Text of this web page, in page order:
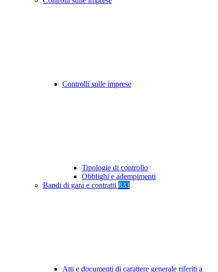
Controlli sulle imprese
Tipologie di controllo
Obblighi e adempimenti
Bandi di gara e contratti 833
Atti e documenti di carattere generale riferiti a